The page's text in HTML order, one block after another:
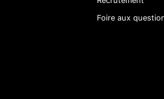
Foire aux